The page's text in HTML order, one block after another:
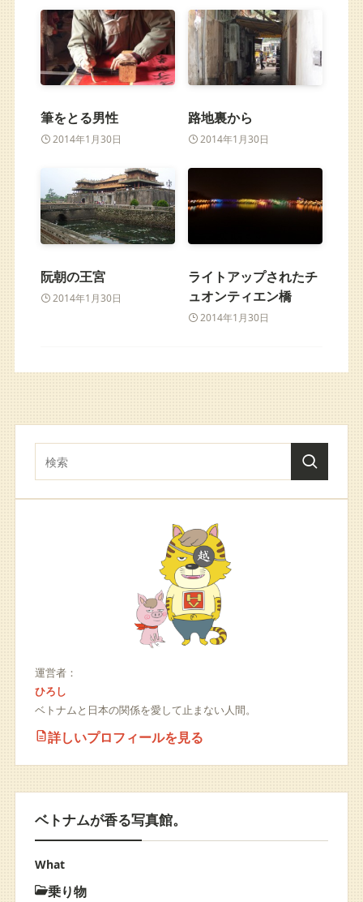
筆をとる男性
2014年1月30日
路地裏から
2014年1月30日
阮朝の王宮
2014年1月30日
ライトアップされたチ
ュオンティエン橋
2014年1月30日
運営者：
ひろし
ベトナムと日本の関係を愛して止まない人間。
詳しいプロフィールを見る
ベトナムが香る写真館。
What
乗り物